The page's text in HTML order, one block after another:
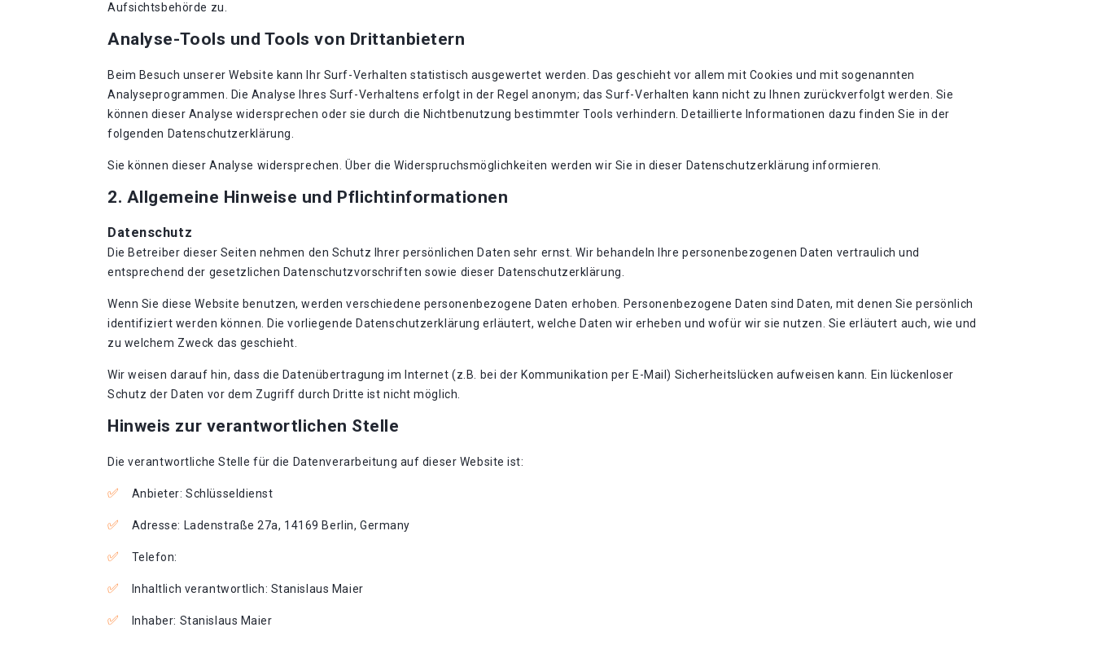
Aufsichtsbehörde zu.
Analyse-Tools und Tools von Drittanbietern
Beim Besuch unserer Website kann Ihr Surf-Verhalten statistisch ausgewertet werden. Das geschieht vor allem mit Cookies und mit sogenannten
Analyseprogrammen. Die Analyse Ihres Surf-Verhaltens erfolgt in der Regel anonym; das Surf-Verhalten kann nicht zu Ihnen zurückverfolgt werden. Sie
können dieser Analyse widersprechen oder sie durch die Nichtbenutzung bestimmter Tools verhindern. Detaillierte Informationen dazu finden Sie in der
folgenden Datenschutzerklärung.
Sie können dieser Analyse widersprechen. Über die Widerspruchsmöglichkeiten werden wir Sie in dieser Datenschutzerklärung informieren.
2. Allgemeine Hinweise und Pflichtinformationen
Datenschutz
Die Betreiber dieser Seiten nehmen den Schutz Ihrer persönlichen Daten sehr ernst. Wir behandeln Ihre personenbezogenen Daten vertraulich und
entsprechend der gesetzlichen Datenschutzvorschriften sowie dieser Datenschutzerklärung.
Wenn Sie diese Website benutzen, werden verschiedene personenbezogene Daten erhoben. Personenbezogene Daten sind Daten, mit denen Sie persönlich
identifiziert werden können. Die vorliegende Datenschutzerklärung erläutert, welche Daten wir erheben und wofür wir sie nutzen. Sie erläutert auch, wie und
zu welchem Zweck das geschieht.
Wir weisen darauf hin, dass die Datenübertragung im Internet (z.B. bei der Kommunikation per E-Mail) Sicherheitslücken aufweisen kann. Ein lückenloser
Schutz der Daten vor dem Zugriff durch Dritte ist nicht möglich.
Hinweis zur verantwortlichen Stelle
Die verantwortliche Stelle für die Datenverarbeitung auf dieser Website ist:
Anbieter: Schlüsseldienst
Adresse: Ladenstraße 27a, 14169 Berlin, Germany
Telefon:
Inhaltlich verantwortlich: Stanislaus Maier
Inhaber: Stanislaus Maier